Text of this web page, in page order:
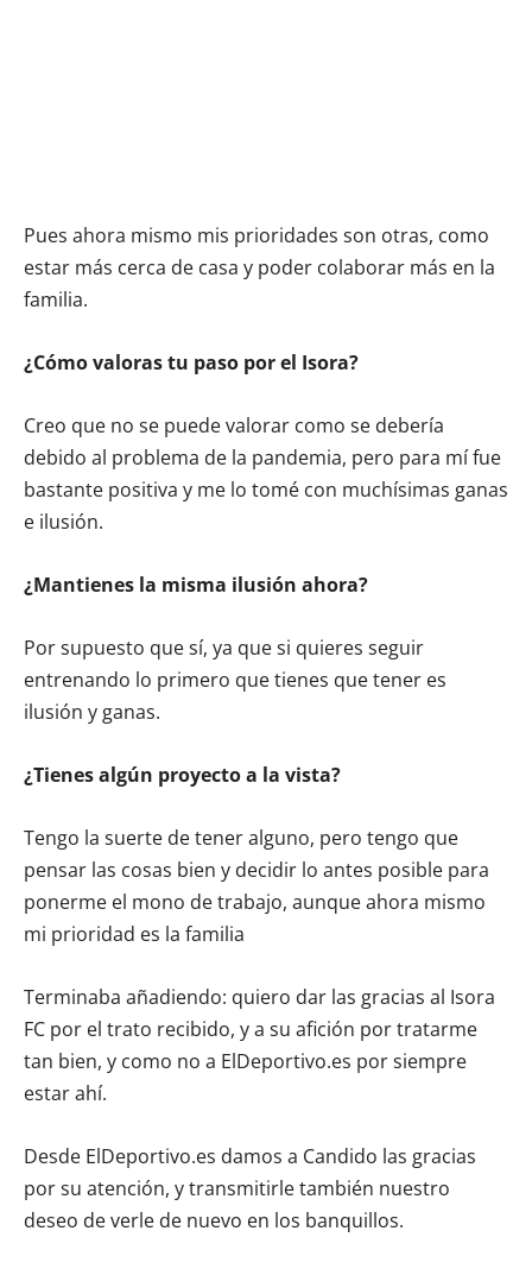
Pues ahora mismo mis prioridades son otras, como
estar más cerca de casa y poder colaborar más en la
familia.
¿Cómovaloras tu paso por el Isora?
Creo que no se puede valorar como se debería
debido al problema de la pandemia, pero para mí fue
bastante positiva y me lo tomé con muchísimas ganas
e ilusión.
¿Mantienes la misma ilusión ahora?
Por supuesto que sí, ya que si quieres seguir
entrenando lo primero que tienes que tener es
ilusión y ganas.
¿Tienes algún proyecto a la vista?
Tengo la suerte de tener alguno, pero tengo que
pensar las cosas bien y decidir lo antes posible para
ponerme el mono de trabajo, aunque ahora mismo
mi prioridad es la familia
Terminaba añadiendo: quiero dar las gracias al Isora
FC por el trato recibido, y a su afición por tratarme
tan bien, y como no a ElDeportivo.es por siempre
estar ahí.
Desde ElDeportivo.es damos a Candido las gracias
por su atención, y transmitirle también nuestro
deseo de verle de nuevo en los banquillos.